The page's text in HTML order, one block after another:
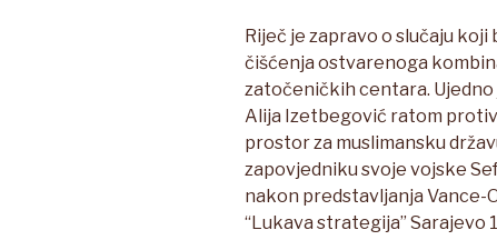
Riječ je zapravo o slučaju
čišćenja ostvarenoga
zatočeničkih centara.
Alija Izetbegović ratom
prostor za muslimansku
zapovjedniku svoje vojske
nakon predstavljanja Vance-
“Lukava strategija” Sarajevo